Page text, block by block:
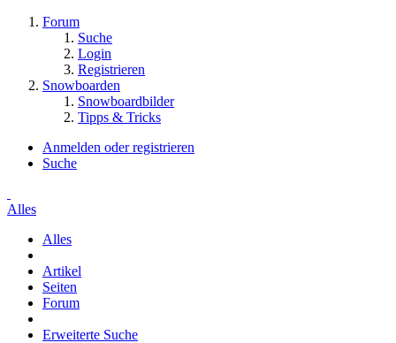
Forum
Suche
Login
Registrieren
Snowboarden
Snowboardbilder
Tipps & Tricks
Anmelden oder registrieren
Suche
Alles
Alles
Artikel
Seiten
Forum
Erweiterte Suche